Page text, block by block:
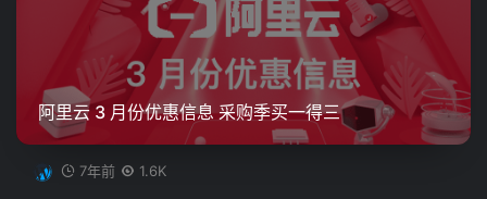
阿里云 3 月份优惠信息 采购季买一得三
7年前 1.6K